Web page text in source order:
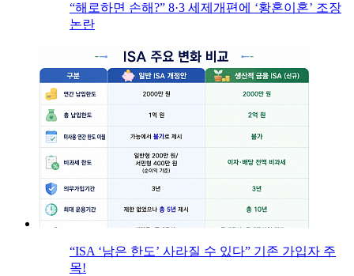
“해로하면 손해?” 8·3 세제개편에 ‘황혼이혼’ 조장
논란
“ISA ‘남은 한도’ 사라질 수 있다” 기존 가입자 주
목!